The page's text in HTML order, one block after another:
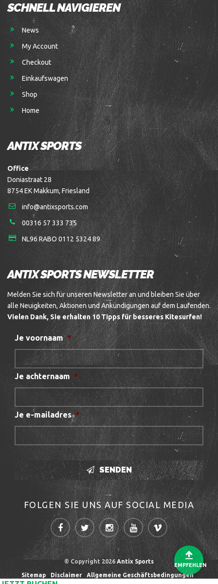
SCHNELL NAVIGIEREN
News
My Account
Checkout
Einkaufswagen
Shop
Home
ANTIX SPORTS
Office
Doniastraat 28
8754 EK Makkum, Friesland
info@antixsports.com
00316 57 333 735
NL96 RABO 0112 5324 89
ANTIX SPORTS NEWSLETTER
Melden Sie sich für unseren Newsletter an und bleiben Sie über
alle Neuigkeiten, Aktionen und Ankündigungen auf dem Laufenden.
Vielen Dank, Sie erhalten 10 Tipps für besseres Kitesurfen!
Je voornaam *
Je achternaam *
Je e-mailadres *
SENDEN
FOLGEN SIE UNS AUF SOCIAL MEDIA
© Copyright 2026 Antix Sports
Sitemap Disclaimer Allgemeine Geschäftsbedingungen
EMPFEHLEN